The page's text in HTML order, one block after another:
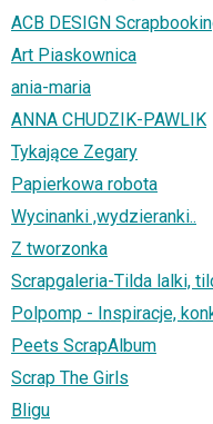
ACB DESIGN
Art Piaskownica
ania-maria
ANNA CHUDZIK-PAWLIK
Tykające Zegary
Papierkowa robota
Wycinanki ,wydzieranki..
Z tworzonka
Scrapgaleria-Tilda lalki,
Polpomp - Inspiracje,
Peets ScrapAlbum
Scrap The Girls
Bligu